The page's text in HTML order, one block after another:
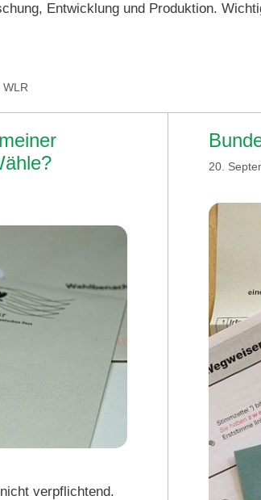
Entwicklung und Produktion.
WLR
verpflichtend.
20.